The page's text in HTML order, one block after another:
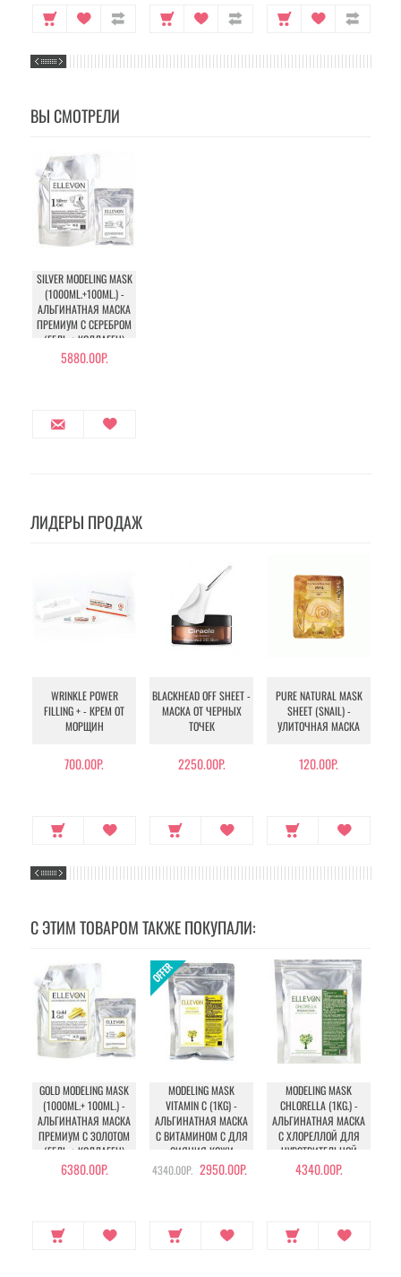
ВЫ СМОТРЕЛИ
SILVER MODELING MASK
(1000ML.+100ML.) -
АЛЬГИНАТНАЯ МАСКА
ПРЕМИУМ С СЕРЕБРОМ
(ГЕЛЬ + КОЛЛАГЕН)
5880.00Р.
ЛИДЕРЫ ПРОДАЖ
WRINKLE POWER
FILLING + - КРЕМ ОТ
МОРЩИН
700.00Р.
BLACKHEAD OFF SHEET -
МАСКА ОТ ЧЕРНЫХ
ТОЧЕК
2250.00Р.
PURE NATURAL MASK
SHEET (SNAIL) -
УЛИТОЧНАЯ МАСКА
120.00Р.
С ЭТИМ ТОВАРОМ ТАКЖЕ ПОКУПАЛИ:
GOLD MODELING MASK
(1000ML.+ 100ML.) -
АЛЬГИНАТНАЯ МАСКА
ПРЕМИУМ С ЗОЛОТОМ
(ГЕЛЬ + КОЛЛАГЕН)
6380.00Р.
MODELING MASK
VITAMIN C (1KG) -
АЛЬГИНАТНАЯ МАСКА
С ВИТАМИНОМ С ДЛЯ
СИЯНИЯ КОЖИ
4340.00Р. 2950.00Р.
MODELING MASK
CHLORELLA (1KG.) -
АЛЬГИНАТНАЯ МАСКА
С ХЛОРЕЛЛОЙ ДЛЯ
ЧУВСТВИТЕЛЬНОЙ
КОЖИ
4340.00Р.